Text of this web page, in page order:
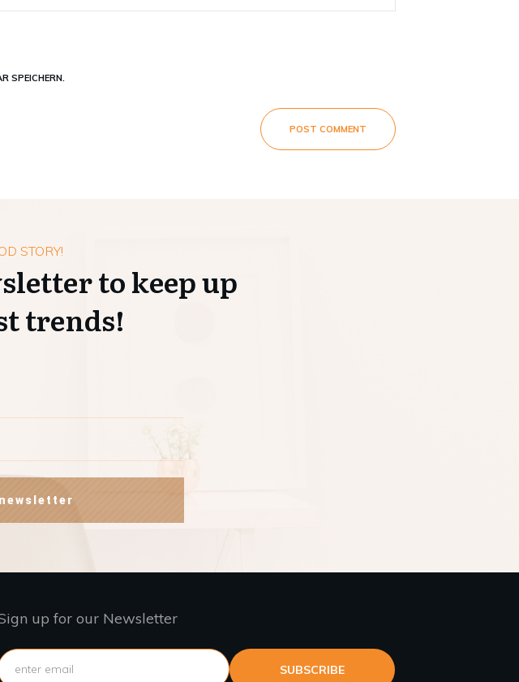
SPEICHERN.
POST COMMENT
STORY!
to keep up
trends!
up for our Newsletter
SUBSCRIBE